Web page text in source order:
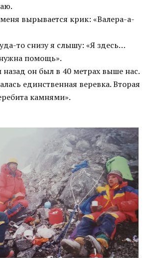
вырывается крик: «Валера-а-
то снизу я слышу: «Я здесь…
помощь».
он был в 40 метрах выше нас.
единственная веревка. Вторая
камнями».